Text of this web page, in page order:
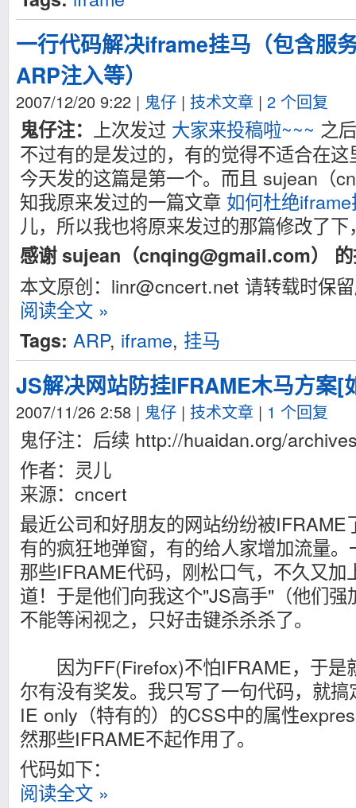
一行代码解决iframe挂马（包含服
ARP注入等）
2007/12/20 9:22 | 鬼仔 | 技术文章 | 2 个回复
鬼仔注： 上次发过 大家来投稿啦~~~ 之
不过有的是发过的，有的觉得不适合在
今天发的这篇是第一个。而且 sujean（
知我原来发过的一篇文章 如何杜绝
儿，所以我也将原来发过的那篇修改了
感谢 sujean（cnqing@gmail.com）
本文原创： linr@cncert.net 请转载时保
阅读全文 »
Tags: ARP, iframe, 挂马
JS解决网站防挂IFRAME木马方案
2007/11/26 2:58 | 鬼仔 | 技术文章 | 1 个回复
鬼仔注：后续 http://huaidan.org/
作者：灵儿
来源：cncert
最近公司和好朋友的网站纷纷被IFRAME
有的疯狂地弹窗，有的给人家增加流量
那些IFRAME代码，刚松口气，不久又加
道！于是他们向我这个"JS高手"（他们
不能等闲视之，只好击键杀杀杀了。
因为FF(Firefox)不怕IFRAME，于是
尔有没有奖发。我只写了一句代码，就
IE only（特有的）的CSS中的属性
然那些IFRAME不起作用了。
代码如下：
阅读全文 »